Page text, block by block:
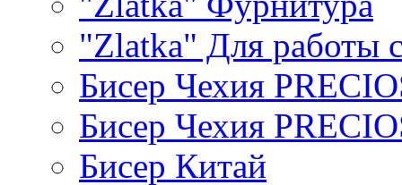
"Zlatka" Для работы
Бисер Чехия
Бисер Чехия
Бисер Китай